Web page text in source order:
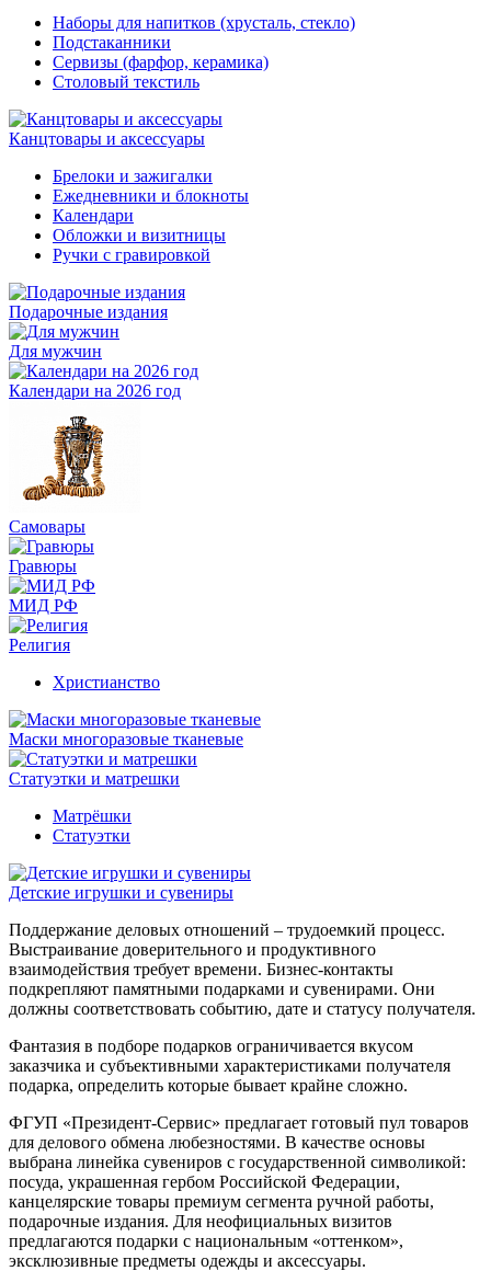
Наборы для напитков (хрусталь, стекло)
Подстаканники
Сервизы (фарфор, керамика)
Столовый текстиль
Канцтовары и аксессуары
Брелоки и зажигалки
Ежедневники и блокноты
Календари
Обложки и визитницы
Ручки с гравировкой
Подарочные издания
Для мужчин
Календари на 2026 год
Самовары
Гравюры
МИД РФ
Религия
Христианство
Маски многоразовые тканевые
Статуэтки и матрешки
Матрёшки
Статуэтки
Детские игрушки и сувениры
Поддержание деловых отношений – трудоемкий процесс.
Выстраивание доверительного и продуктивного
взаимодействия требует времени. Бизнес-контакты
подкрепляют памятными подарками и сувенирами. Они
должны соответствовать событию, дате и статусу получателя.
Фантазия в подборе подарков ограничивается вкусом
заказчика и субъективными характеристиками получателя
подарка, определить которые бывает крайне сложно.
ФГУП «Президент-Сервис» предлагает готовый пул товаров
для делового обмена любезностями. В качестве основы
выбрана линейка сувениров с государственной символикой:
посуда, украшенная гербом Российской Федерации,
канцелярские товары премиум сегмента ручной работы,
подарочные издания. Для неофициальных визитов
предлагаются подарки с национальным «оттенком»,
эксклюзивные предметы одежды и аксессуары.